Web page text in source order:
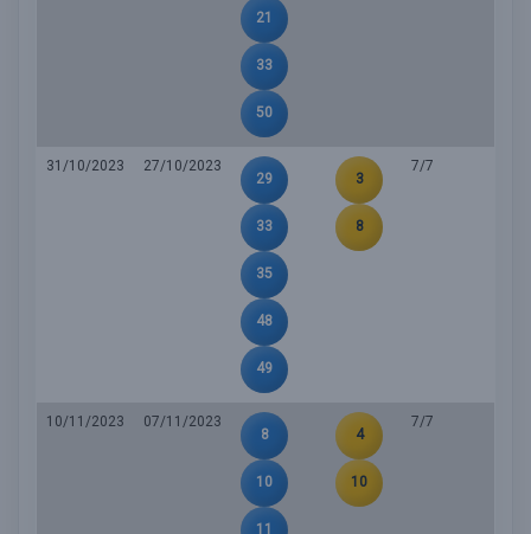
21
33
50
31/10/2023
27/10/2023
29
33
35
48
49
3
8
7/7
10/11/2023
07/11/2023
8
10
11
4
10
7/7